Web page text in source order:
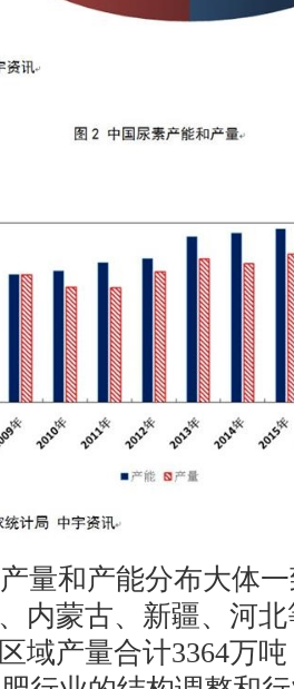
产能分布大体一
内蒙古、新疆、河
域产量合计3364万